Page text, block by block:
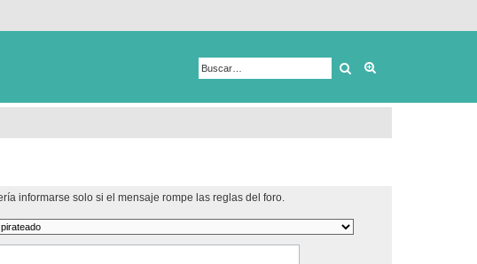
Buscar
informarse solo si el mensaje rompe las reglas del foro.